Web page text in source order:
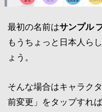
最初の名前はサンプル
もうちょっと日本人ら
ょう。
そんな場合はキャラク
前変更」をタップすれ